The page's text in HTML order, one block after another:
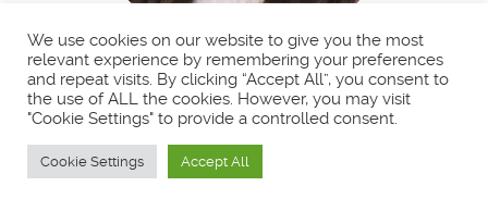
BIENVENUE !
We use cookies on our website to give you the most
relevant experience by remembering your preferences
and repeat visits. By clicking “Accept All”, you consent to
the use of ALL the cookies. However, you may visit
"Cookie Settings" to provide a controlled consent.
Cookie Settings Accept All